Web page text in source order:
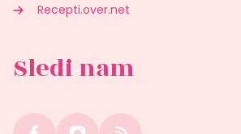
Recepti.over.net
Sledi nam